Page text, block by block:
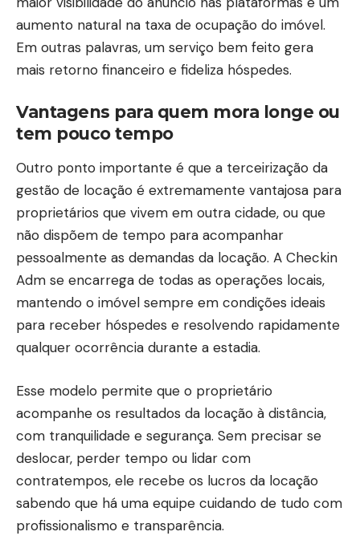
aumento natural na taxa de ocupação do imóvel.
Em outras palavras, um serviço bem feito gera
mais retorno financeiro e fideliza hóspedes.
Vantagens para quem mora longe ou
tem pouco tempo
Outro ponto importante é que a terceirização da
gestão de locação é extremamente vantajosa para
proprietários que vivem em outra cidade, ou que
não dispõem de tempo para acompanhar
pessoalmente as demandas da locação. A Checkin
Adm se encarrega de todas as operações locais,
mantendo o imóvel sempre em condições ideais
para receber hóspedes e resolvendo rapidamente
qualquer ocorrência durante a estadia.
Esse modelo permite que o proprietário
acompanhe os resultados da locação à distância,
com tranquilidade e segurança. Sem precisar se
deslocar, perder tempo ou lidar com
contratempos, ele recebe os lucros da locação
sabendo que há uma equipe cuidando de tudo com
profissionalismo e transparência.